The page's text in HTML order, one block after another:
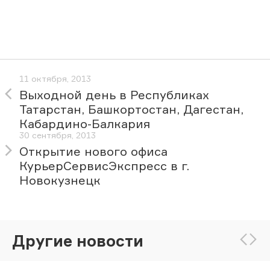
11 октября, 2013
Выходной день в Республиках
Татарстан, Башкортостан, Дагестан,
Кабардино-Балкария
30 сентября, 2013
Открытие нового офиса
КурьерСервисЭкспресс в г.
Новокузнецк
Другие новости